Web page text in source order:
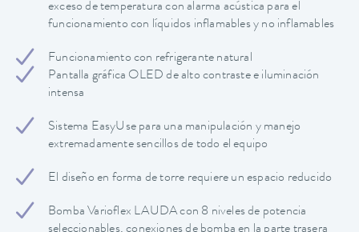
exceso de temperatura con alarma acústica para el
funcionamiento con líquidos inflamables y no inflamables
Funcionamiento con refrigerante natural
Pantalla gráfica OLED de alto contraste e iluminación
intensa
Sistema EasyUse para una manipulación y manejo
extremadamente sencillos de todo el equipo
El diseño en forma de torre requiere un espacio reducido
Bomba Varioflex LAUDA con 8 niveles de potencia